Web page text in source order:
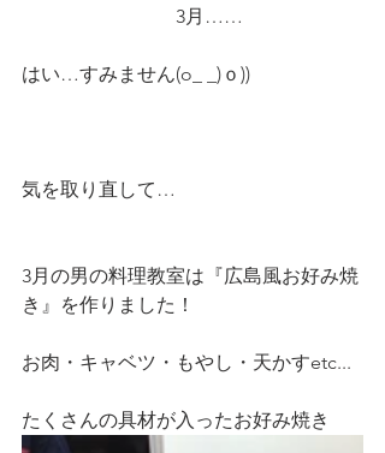
3月……
はい…すみません(o_ _)ｏ))
気を取り直して…
3月の男の料理教室は『広島風お好み焼
き』を作りました！
お肉・キャベツ・もやし・天かすetc...
たくさんの具材が入ったお好み焼き